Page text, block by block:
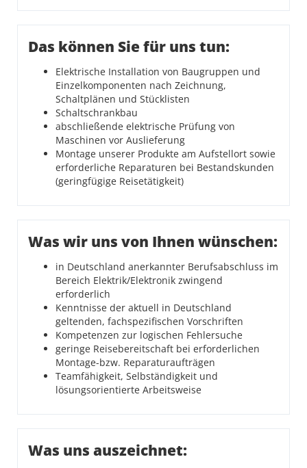
Das können Sie für uns tun:
Elektrische Installation von Baugruppen und
Einzelkomponenten nach Zeichnung,
Schaltplänen und Stücklisten
Schaltschrankbau
abschließende elektrische Prüfung von
Maschinen vor Auslieferung
Montage unserer Produkte am Aufstellort sowie
erforderliche Reparaturen bei Bestandskunden
(geringfügige Reisetätigkeit)
Was wir uns von Ihnen wünschen:
in Deutschland anerkannter Berufsabschluss im
Bereich Elektrik/Elektronik zwingend
erforderlich
Kenntnisse der aktuell in Deutschland
geltenden, fachspezifischen Vorschriften
Kompetenzen zur logischen Fehlersuche
geringe Reisebereitschaft bei erforderlichen
Montage-bzw. Reparaturaufträgen
Teamfähigkeit, Selbständigkeit und
lösungsorientierte Arbeitsweise
Was uns auszeichnet: